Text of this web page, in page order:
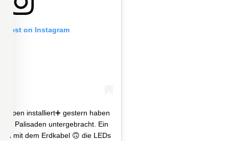
post on Instagram
installiert➕ gestern haben
Palisaden untergebracht. Ein
mit dem Erdkabel 🙃 die LEDs